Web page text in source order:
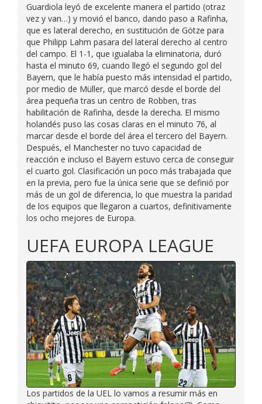
Guardiola leyó de excelente manera el partido (otraz
vez y van…) y movió el banco, dando paso a Rafinha,
que es lateral derecho, en sustitución de Götze para
que Philipp Lahm pasara del lateral derecho al centro
del campo. El 1-1, que igualaba la eliminatoria, duró
hasta el minuto 69, cuando llegó el segundo gol del
Bayern, que le había puesto más intensidad el partido,
por medio de Müller, que marcó desde el borde del
área pequeña tras un centro de Robben, tras
habilitación de Rafinha, desde la derecha. El mismo
holandés puso las cosas claras en el minuto 76, al
marcar desde el borde del área el tercero del Bayern.
Después, el Manchester no tuvo capacidad de
reacción e incluso el Bayern estuvo cerca de conseguir
el cuarto gol. Clasificación un poco más trabajada que
en la previa, pero fue la única serie que se definió por
más de un gol de diferencia, lo que muestra la paridad
de los equipos que llegaron a cuartos, definitivamente
los ocho mejores de Europa.
UEFA EUROPA LEAGUE
Los partidos de la UEL lo vamos a resumir más en